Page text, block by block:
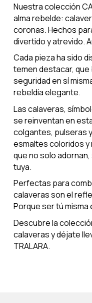
Nuestra colección
alma rebelde:
coronas. Hechos
divertido y atrevido.
Cada pieza ha sido
temen destacar,
seguridad en sí
rebeldía elegante.
Las calaveras,
se reinventan en
colgantes, pulseras
esmaltes coloridos y
que no solo
tuya.
Perfectas para
calaveras son el
Porque ser tú misma
Descubre la
calaveras y déjate
TRALARA.